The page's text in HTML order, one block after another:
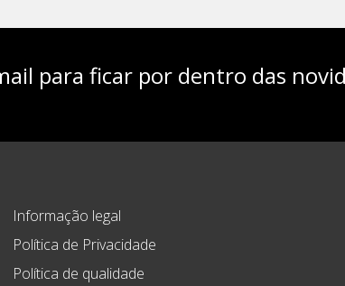
para ficar por dentro das
Informação legal
Política de Privacidade
Política de qualidade